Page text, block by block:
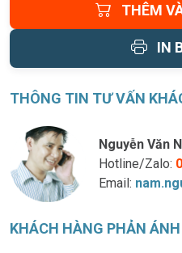
THÊM
IN
THÔNG TIN TƯ VẤN
Nguyễn Văn
Hotline/Zalo:
Email:
KHÁCH HÀNG PHẢN